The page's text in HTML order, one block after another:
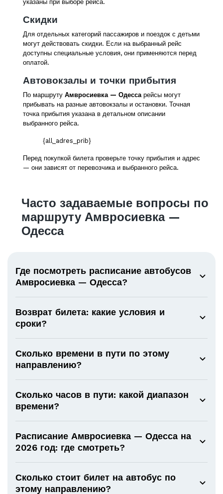
указаны при выборе рейса.
Скидки
Для отдельных категорий пассажиров и поездок с детьми
могут действовать скидки. Если на выбранный рейс
доступны специальные условия, они применяются перед
оплатой.
Автовокзалы и точки прибытия
По маршруту Амвросиевка — Одессарейсы могут
прибывать на разные автовокзалы и остановки. Точная
точка прибытия указана в детальном описании
выбранного рейса.
{all_adres_prib}
Перед покупкой билета проверьте точку прибытия и адрес
— они зависят от перевозчика и выбранного рейса.
Часто задаваемые вопросы по
маршруту Амвросиевка —
Одесса
Где посмотреть расписание автобусов
Амвросиевка — Одесса?
Возврат билета: какие условия и
сроки?
Сколько времени в пути по этому
направлению?
Сколько часов в пути: какой диапазон
времени?
Расписание Амвросиевка — Одесса на
2026 год: где смотреть?
Сколько стоит билет на автобус по
этому направлению?